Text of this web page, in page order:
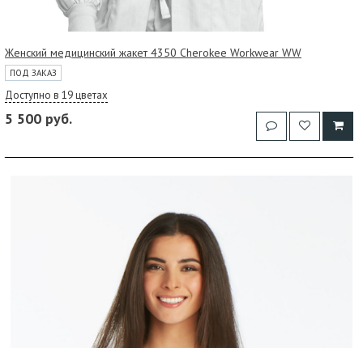
Женский медицинский жакет 4350 Cherokee Workwear WW
ПОД ЗАКАЗ
Доступно в 19 цветах
5 500 руб.